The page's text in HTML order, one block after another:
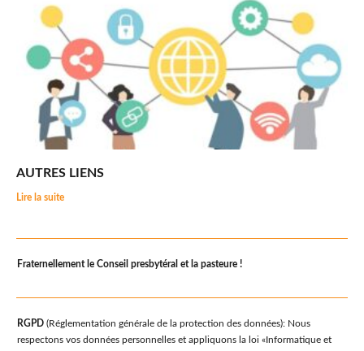
AUTRES LIENS
Lire la suite
Fraternellement le Conseil presbytéral et la pasteure !
RGPD (Réglementation générale de la protection des données): Nous
respectons vos données personnelles et appliquons la loi «Informatique et